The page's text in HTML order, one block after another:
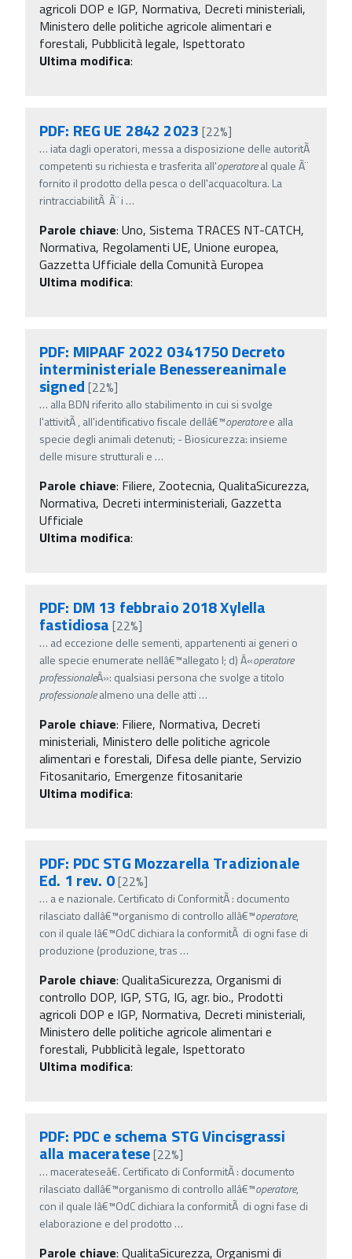
agricoli DOP e IGP, Normativa, Decreti ministeriali,
Ministero delle politiche agricole alimentari e
forestali, Pubblicità legale, Ispettorato
Ultima modifica:
PDF: REG UE 2842 2023 [22%]
… iata dagli operatori, messa a disposizione delle autoritÃ
competenti su richiesta e trasferita all'operatoreal quale Ã¨
fornito il prodotto della pesca o dell'acquacoltura. La
rintracciabilitÃ Ã¨ i …
Parole chiave: Uno, Sistema TRACES NT-CATCH,
Normativa, Regolamenti UE, Unione europea,
Gazzetta Ufficiale della Comunità Europea
Ultima modifica:
PDF: MIPAAF 2022 0341750 Decreto
interministeriale Benessereanimale
signed [22%]
… alla BDN riferito allo stabilimento in cui si svolge
l'attivitÃ , all'identificativo fiscale dellâ€™operatoree alla
specie degli animali detenuti; - Biosicurezza: insieme
delle misure strutturali e …
Parole chiave: Filiere, Zootecnia, QualitaSicurezza,
Normativa, Decreti interministeriali, Gazzetta
Ufficiale
Ultima modifica:
PDF: DM 13 febbraio 2018 Xylella
fastidiosa [22%]
… ad eccezione delle sementi, appartenenti ai generi o
alle specie enumerate nellâ€™allegato I; d) Â«operatore
professionaleÂ»: qualsiasi persona che svolge a titolo
professionalealmeno una delle atti …
Parole chiave: Filiere, Normativa, Decreti
ministeriali, Ministero delle politiche agricole
alimentari e forestali, Difesa delle piante, Servizio
Fitosanitario, Emergenze fitosanitarie
Ultima modifica:
PDF: PDC STG Mozzarella Tradizionale
Ed. 1 rev. 0[22%]
… a e nazionale. Certificato di ConformitÃ : documento
rilasciato dallâ€™organismo di controllo allâ€™operatore,
con il quale lâ€™OdC dichiara la conformitÃ di ogni fase di
produzione (produzione, tras …
Parole chiave: QualitaSicurezza, Organismi di
controllo DOP, IGP, STG, IG, agr. bio., Prodotti
agricoli DOP e IGP, Normativa, Decreti ministeriali,
Ministero delle politiche agricole alimentari e
forestali, Pubblicità legale, Ispettorato
Ultima modifica:
PDF: PDC e schema STG Vincisgrassi
alla maceratese[22%]
… macerateseâ€. Certificato di ConformitÃ : documento
rilasciato dallâ€™organismo di controllo allâ€™operatore,
con il quale lâ€™OdC dichiara la conformitÃ di ogni fase di
elaborazione e del prodotto …
Parole chiave: QualitaSicurezza, Organismi di